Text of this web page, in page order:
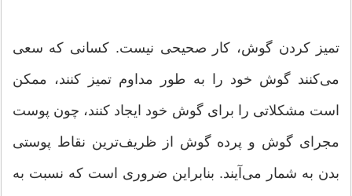
تمیز کردن گوش، کار صحیحی نیست. کسانی که سعی
می‌کنند گوش خود را به طور مداوم تمیز کنند، ممکن
است مشکلاتی را برای گوش خود ایجاد کنند، چون پوست
مجرای گوش و پرده‌ گوش از ظریف‌ترین نقاط پوستی
بدن به شمار می‌آیند. بنابراین ضروری است که نسبت به